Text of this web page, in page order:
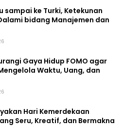
sampai ke Turki, Ketekunan
bidang Manajemen dan
Gaya Hidup FOMO agar
Waktu, Uang, dan
Hari Kemerdekaan
Seru, Kreatif, dan Bermakna